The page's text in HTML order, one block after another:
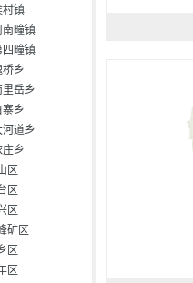
村镇
南疃镇
四疃镇
桥乡
里岳乡
寨乡
河道乡
庄乡
区
区
区
矿区
区
区